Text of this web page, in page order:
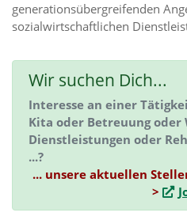
generationsübergreifenden
sozialwirtschaftlichen
Wir suchen Dich...
Interesse an einer
Kita oder Betreuung oder
Dienstleistungen oder
...?
... unsere aktuellen
>